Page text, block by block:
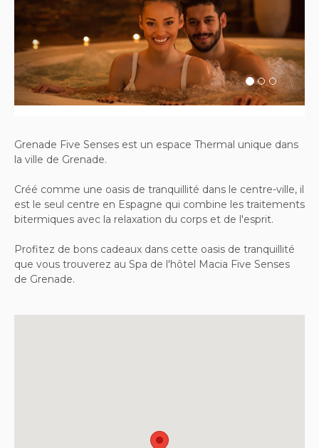
Previous Next
Grenade Five Senses est un espace Thermal unique dans
la ville de Grenade.
Créé comme une oasis de tranquillité dans le centre-ville, il
est le seul centre en Espagne qui combine les traitements
bitermiques avec la relaxation du corps et de l'esprit.
Profitez de bons cadeaux dans cette oasis de tranquillité
que vous trouverez au Spa de l'hôtel Macia Five Senses
de Grenade.